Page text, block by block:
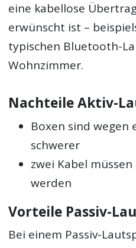
eine kabellose
erwünscht ist –
typischen Bluetooth-
Wohnzimmer.
Nachteile Aktiv-
Boxen sind
schwerer
zwei Kabel
werden
Vorteile Passiv-
Bei einem Passiv-